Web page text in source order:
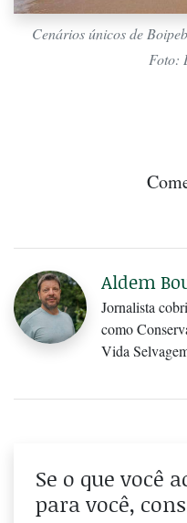
Cenários únicos de
Foto:
Aldem
Jornalista
como
Vida
Se o que você
para você,